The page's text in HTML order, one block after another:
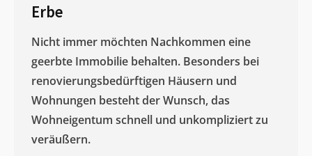
Erbe
Nicht immer möchten Nachkommen eine
geerbte Immobilie behalten. Besonders bei
renovierungsbedürftigen Häusern und
Wohnungen besteht der Wunsch, das
Wohneigentum schnell und unkompliziert zu
veräußern. ​